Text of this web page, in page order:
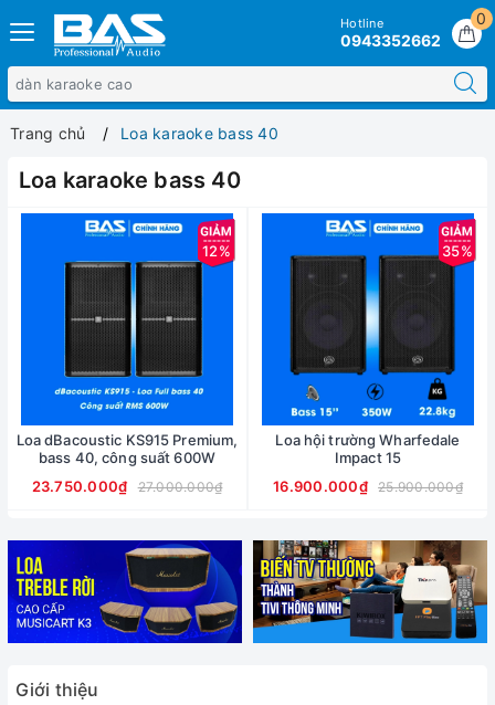
0
Hotline
0943352662
Trang chủ Loa karaoke bass 40
Loa karaoke bass 40
12%
Loa dBacoustic KS915 Premium,
bass 40, công suất 600W
23.750.000₫
27.000.000₫
35%
Loa hội trường Wharfedale
Impact 15
16.900.000₫
25.900.000₫
Giới thiệu